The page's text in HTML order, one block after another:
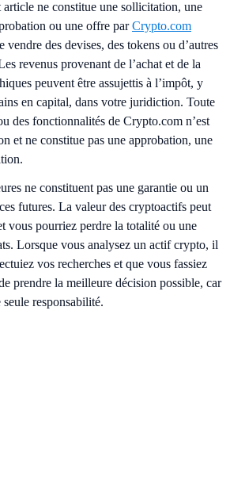
article ne constitue une sollicitation, une
ou une offre parCrypto.com
vendre des devises, des tokens ou d’autres
revenus provenant de l’achat et de la
peuvent être assujettis à l’impôt, y
en capital, dans votre juridiction. Toute
des fonctionnalités de Crypto.com n’est
et ne constitue pas une approbation, une
ne constituent pas une garantie ou un
futures. La valeur des cryptoactifs peut
vous pourriez perdre la totalité ou une
Lorsque vous analysez un actif crypto, il
vos recherches et que vous fassiez
prendre la meilleure décision possible, car
responsabilité.